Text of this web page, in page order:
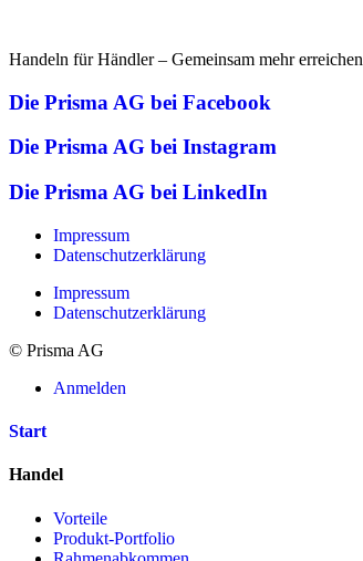
Handeln für Händler – Gemeinsam mehr erreichen
Die Prisma AG bei Facebook
Die Prisma AG bei Instagram
Die Prisma AG bei LinkedIn
Impressum
Datenschutzerklärung
Impressum
Datenschutzerklärung
© Prisma AG
Anmelden
Start
Handel
Vorteile
Produkt-Portfolio